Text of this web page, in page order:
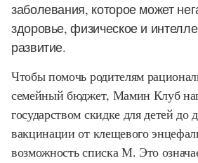
заболевания, которое может
здоровье, физическое и
развитие.
Чтобы помочь родителям
семейный бюджет, Мамин Клуб
государством скидке для детей до
вакцинации от клещевого
возможность списка М. Это